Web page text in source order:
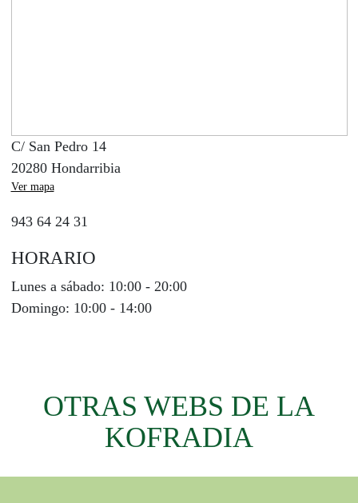
C/ San Pedro 14
20280 Hondarribia
Ver mapa
943 64 24 31
HORARIO
Lunes a sábado: 10:00 - 20:00
Domingo: 10:00 - 14:00
OTRAS WEBS DE LA
KOFRADIA